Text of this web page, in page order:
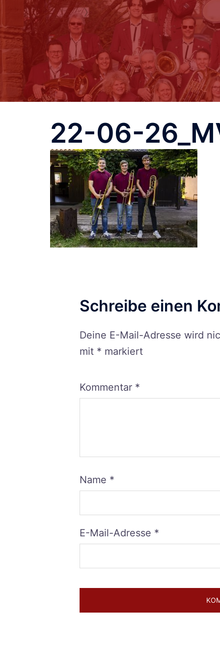
22-06-
Schreibe einen
Deine E-Mail-Adresse wird
mit * markiert
Kommentar *
Name *
E-Mail-Adresse *